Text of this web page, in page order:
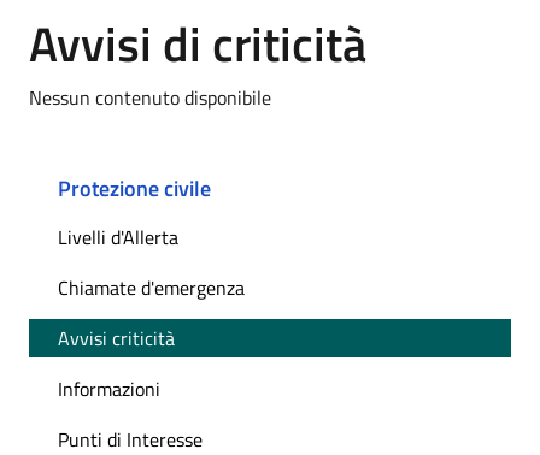
Avvisi di criticità
Nessun contenuto disponibile
Protezione civile
Livelli d'Allerta
Chiamate d'emergenza
Avvisi criticità
Informazioni
Punti di Interesse